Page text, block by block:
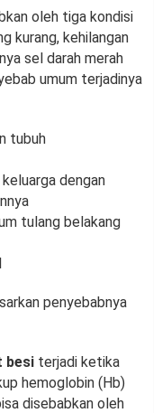
oleh tiga kondisi
kurang, kehilangan
sel darah merah
umum terjadinya
tubuh
dengan
tulang belakang
penyebabnya
besi terjadi ketika
hemoglobin (Hb)
disebabkan oleh